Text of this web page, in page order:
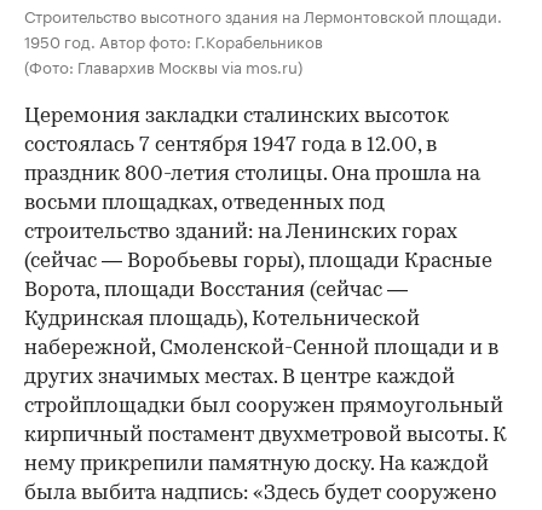
Строительство высотного здания на Лермонтовской площади.
1950 год. Автор фото: Г.Корабельников
(Фото: Главархив Москвы via mos.ru)
Церемония закладки сталинских высоток
состоялась 7 сентября 1947 года в 12.00, в
праздник 800-летия столицы. Она прошла на
восьми площадках, отведенных под
строительство зданий: на Ленинских горах
(сейчас — Воробьевы горы), площади Красные
Ворота, площади Восстания (сейчас —
Кудринская площадь), Котельнической
набережной, Смоленской-Сенной площади и в
других значимых местах. В центре каждой
стройплощадки был сооружен прямоугольный
кирпичный постамент двухметровой высоты. К
нему прикрепили памятную доску. На каждой
была выбита надпись: «Здесь будет сооружено